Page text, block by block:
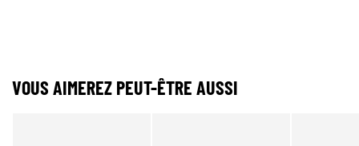
VOUS AIMEREZ PEUT-ÊTRE AUSSI